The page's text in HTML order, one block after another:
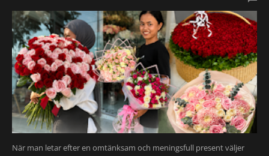
När man letar efter en omtänksam och meningsfull present väljer